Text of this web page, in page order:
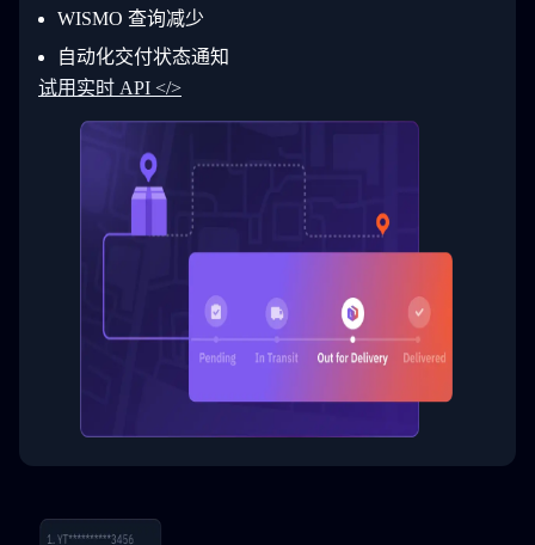
29
31
32
33
34
          }
        ]
      }
    ]
  }
}
WISMO 查询减少
自动化交付状态通知
试用实时 API </>